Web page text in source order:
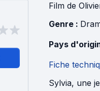
Film de
Genre :
Pays
Fiche
Sylvia, une